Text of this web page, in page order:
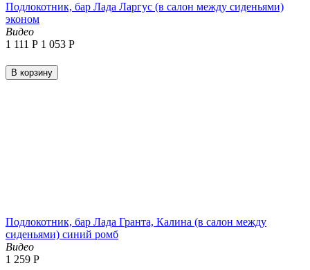
Подлокотник, бар Лада Ларгус (в салон между сиденьями)
эконом
Видео
1 111 Р 1 053 Р
В корзину
Подлокотник, бар Лада Гранта, Калина (в салон между
сиденьями) синий ромб
Видео
1 259 Р